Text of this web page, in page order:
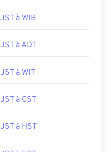
JST à WIB
JST à ADT
JST à WIT
JST à CST
JST à HST